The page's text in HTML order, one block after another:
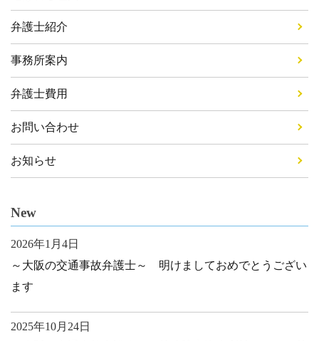
弁護士紹介
事務所案内
弁護士費用
お問い合わせ
お知らせ
New
2026年1月4日
～大阪の交通事故弁護士～ 明けましておめでとうござい
ます
2025年10月24日